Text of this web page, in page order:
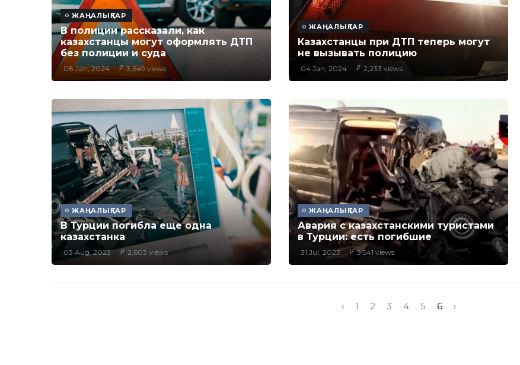
ЖАҢАЛЫҚТАР
В полиции рассказали, как
казахстанцы могут оформлять ДТП
без полиции и суда
08 Jan, 2024 3,649 views
ЖАҢАЛЫҚТАР
Казахстанцы при ДТП теперь могут
не вызывать полицию
04 Jan, 2024 2,233 views
ЖАҢАЛЫҚТАР
В Турции погибла еще одна
казахстанка
03 Aug, 2023 2,603 views
ЖАҢАЛЫҚТАР
Авария с казахстанскими туристами
в Турции: есть погибшие
31 Jul, 2023 3,541 views
‹ 1 2 3 4 5 6 ›